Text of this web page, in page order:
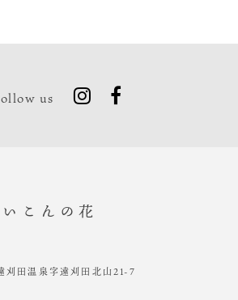
us
こんの花
刈田温泉字遠刈田北山21-7